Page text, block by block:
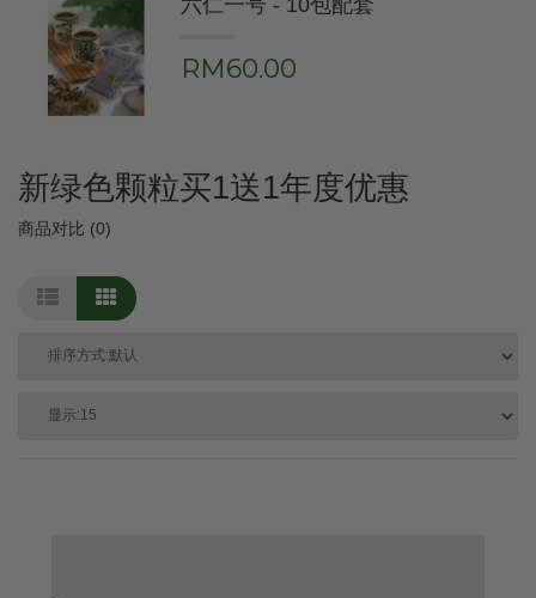
RM60.00
新绿色颗粒买1送1年度优惠
商品对比 (0)